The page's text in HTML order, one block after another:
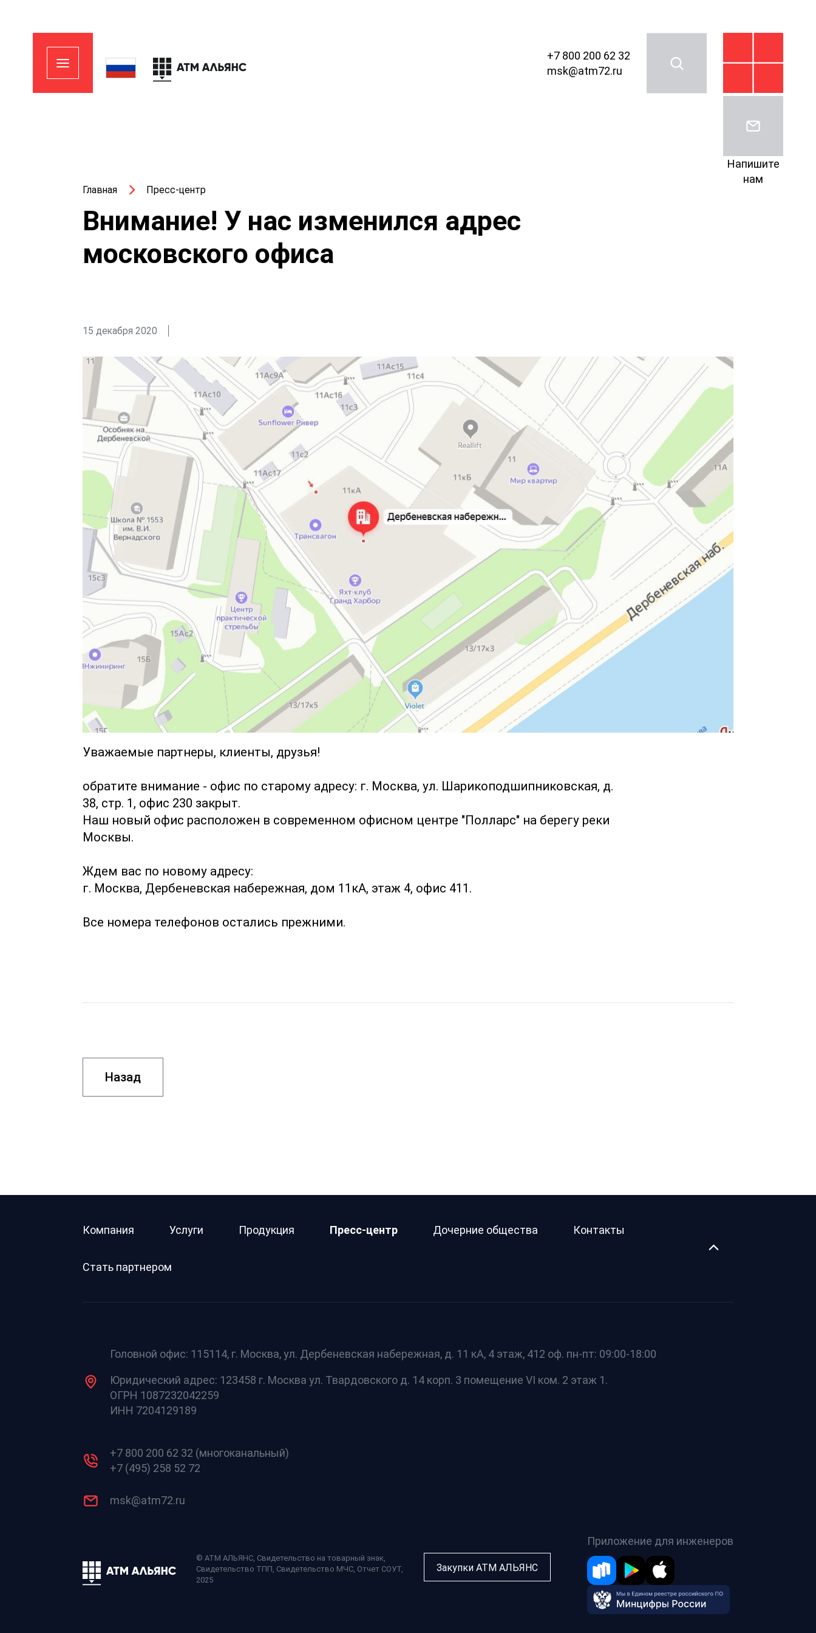
+7 800 200 62 32
msk@atm72.ru
Напишите
нам
Главная Пресс-центр
Внимание! У нас изменился адрес
московского офиса
15 декабря 2020
Уважаемые партнеры, клиенты, друзья!
обратите внимание - офис по старому адресу: г. Москва, ул. Шарикоподшипниковская, д.
38, стр. 1, офис 230 закрыт.
Наш новый офис расположен в современном офисном центре "Полларс" на берегу реки
Москвы.
Ждем вас по новому адресу:
г. Москва, Дербеневская набережная, дом 11кА, этаж 4, офис 411.
Все номера телефонов остались прежними.
Назад
Компания Услуги Продукция Пресс-центр Дочерние общества Контакты
Стать партнером
Головной офис: 115114, г. Москва, ул. Дербеневская набережная, д. 11 кА, 4 этаж, 412 оф. пн-пт: 09:00-18:00
Юридический адрес: 123458 г. Москва ул. Твардовского д. 14 корп. 3 помещение VI ком. 2 этаж 1.
ОГРН 1087232042259
ИНН 7204129189
+7 800 200 62 32 (многоканальный)
+7 (495) 258 52 72
msk@atm72.ru
© АТМ АЛЬЯНС, Свидетельство на товарный знак
Свидетельство ТПП Свидетельство МЧС Отчет СОУТ
2025
Закупки АТМ АЛЬЯНС
Приложение для инженеров